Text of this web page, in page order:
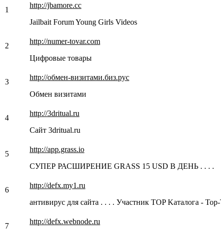
1
http://jbamore.cc
Jailbait Forum Young Girls Videos
2
http://numer-tovar.com
Цифровые товары
3
http://обмен-визитами.биз.рус
Обмен визитами
4
http://3dritual.ru
Сайт 3dritual.ru
5
http://app.grass.io
СУПЕР РАСШИРЕНИЕ GRASS 15 USD В ДЕНЬ . . . .
6
http://defx.my1.ru
антивирус для сайта . . . . Участник TOP Kаталога -
7
http://defx.webnode.ru